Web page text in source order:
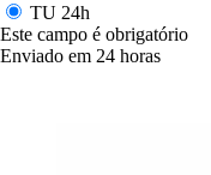
TU 24h
Este campo é obrigatório
Enviado em 24 horas